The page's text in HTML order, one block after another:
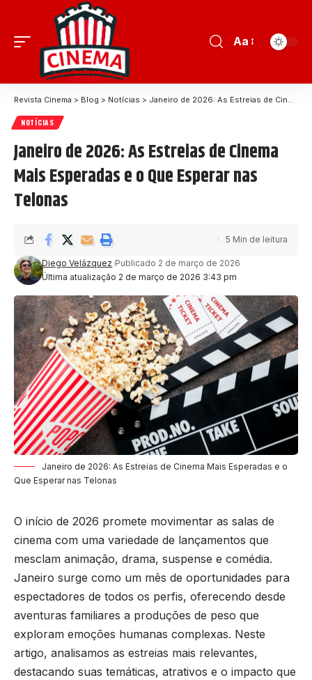
Aa
Revista Cinema > Blog > Notícias > Janeiro de 2026: As Estreias de Cinema Mais Esperadas e o Que Esperar nas Telonas
NOTÍCIAS
Janeiro de 2026: As Estreias de Cinema
Mais Esperadas e o Que Esperar nas
Telonas
Última atualização 2 de março de 2026 3:43 pm
Diego Velázquez Publicado 2 de março de 2026
5 Min de leitura
Janeiro de 2026: As Estreias de Cinema Mais Esperadas e o
Que Esperar nas Telonas
O início de 2026 promete movimentar as salas de
cinema com uma variedade de lançamentos que
mesclam animação, drama, suspense e comédia.
Janeiro surge como um mês de oportunidades para
espectadores de todos os perfis, oferecendo desde
aventuras familiares a produções de peso que
exploram emoções humanas complexas. Neste
artigo, analisamos as estreias mais relevantes,
destacando suas temáticas, atrativos e o impacto que